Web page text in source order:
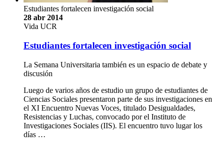
Estudiantes fortalecen investigación social
28 abr 2014
Vida UCR
Estudiantes fortalecen investigación social
La Semana Universitaria también es un espacio de debate y
discusión
Luego de varios años de estudio un grupo de estudiantes de
Ciencias Sociales presentaron parte de sus investigaciones en
el XI Encuentro Nuevas Voces, titulado Desigualdades,
Resistencias y Luchas, convocado por el Instituto de
Investigaciones Sociales (IIS). El encuentro tuvo lugar los
días …